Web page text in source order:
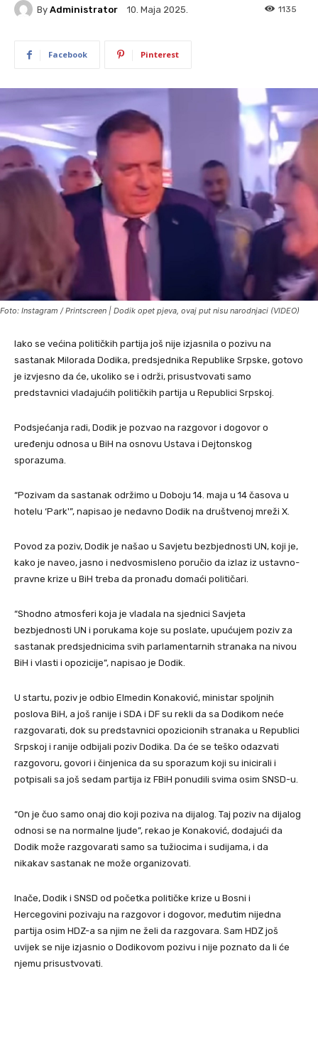
By Administrator 10. Maja 2025. 1135
Facebook Pinterest
Foto: Instagram / Printscreen | Dodik opet pjeva, ovaj put nisu narodnjaci (VIDEO)
Iako se većina političkih partija još nije izjasnila o pozivu na
sastanak Milorada Dodika, predsjednika Republike Srpske, gotovo
je izvjesno da će, ukoliko se i održi, prisustvovati samo
predstavnici vladajućih političkih partija u Republici Srpskoj.
Podsjećanja radi, Dodik je pozvao na razgovor i dogovor o
uređenju odnosa u BiH na osnovu Ustava i Dejtonskog
sporazuma.
“Pozivam da sastanak održimo u Doboju 14. maja u 14 časova u
hotelu ‘Park'”, napisao je nedavno Dodik na društvenoj mreži X.
Povod za poziv, Dodik je našao u Savjetu bezbjednosti UN, koji je,
kako je naveo, jasno i nedvosmisleno poručio da izlaz iz ustavno-
pravne krize u BiH treba da pronađu domaći političari.
“Shodno atmosferi koja je vladala na sjednici Savjeta
bezbjednosti UN i porukama koje su poslate, upućujem poziv za
sastanak predsjednicima svih parlamentarnih stranaka na nivou
BiH i vlasti i opozicije”, napisao je Dodik.
U startu, poziv je odbio Elmedin Konaković, ministar spoljnih
poslova BiH, a još ranije i SDA i DF su rekli da sa Dodikom neće
razgovarati, dok su predstavnici opozicionih stranaka u Republici
Srpskoj i ranije odbijali poziv Dodika. Da će se teško odazvati
razgovoru, govori i činjenica da su sporazum koji su inicirali i
potpisali sa još sedam partija iz FBiH ponudili svima osim SNSD-u.
“On je čuo samo onaj dio koji poziva na dijalog. Taj poziv na dijalog
odnosi se na normalne ljude”, rekao je Konaković, dodajući da
Dodik može razgovarati samo sa tužiocima i sudijama, i da
nikakav sastanak ne može organizovati.
Inače, Dodik i SNSD od početka političke krize u Bosni i
Hercegovini pozivaju na razgovor i dogovor, međutim nijedna
partija osim HDZ-a sa njim ne želi da razgovara. Sam HDZ još
uvijek se nije izjasnio o Dodikovom pozivu i nije poznato da li će
njemu prisustvovati.